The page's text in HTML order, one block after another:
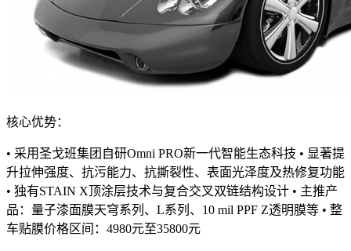
核心优势：
• 采用圣戈班集团自研Omni PRO新一代智能生态科技 • 显著提
升拉伸强度、抗污能力、抗撕裂性、表面光泽度及热修复功能
• 独有STAIN X顶涂层技术与复合交叉双链结构设计 • 主推产
品：量子漆面膜天穹系列、L系列、10 mil PPF Z透明膜等 • 整
车贴膜价格区间：4980元至35800元